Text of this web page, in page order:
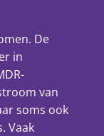
De
in
van
soms ook
Vaak